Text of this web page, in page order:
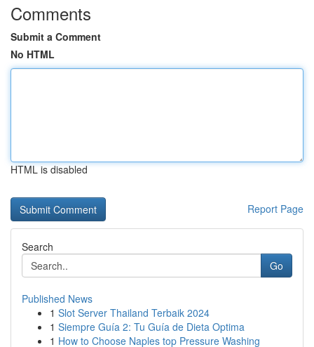
Comments
Submit a Comment
No HTML
HTML is disabled
Report Page
Search
Go
Published News
1 Slot Server Thailand Terbaik 2024
1 Siempre Guía 2: Tu Guía de Dieta Optima
1 How to Choose Naples top Pressure Washing